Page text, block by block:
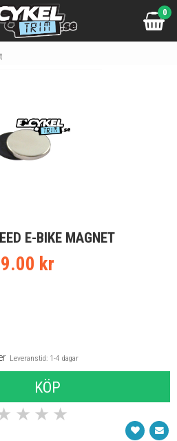
0
E-BIKE MAGNET
kr
Leveranstid: 1-4 dagar
KÖP
★ ★ ★